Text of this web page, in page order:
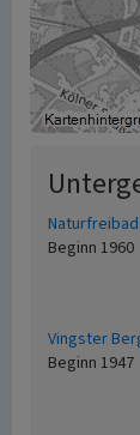
Beginn 1960
Vingster
Beginn 1947